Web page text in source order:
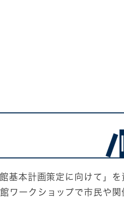
基本計画策定に向けて」を
ワークショップで市民や関